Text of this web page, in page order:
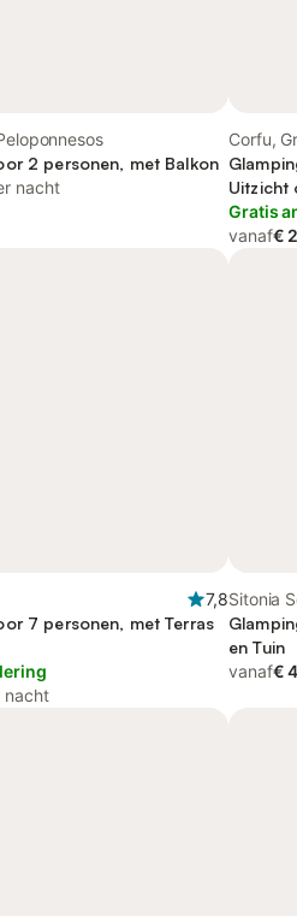
2 personen, met Balkon
nacht
Corfu,
Uitzicht
Tuin
Gratis
vanaf€
7,8
7 personen, met Terras
nacht
Sitonia
en Tuin
vanaf€